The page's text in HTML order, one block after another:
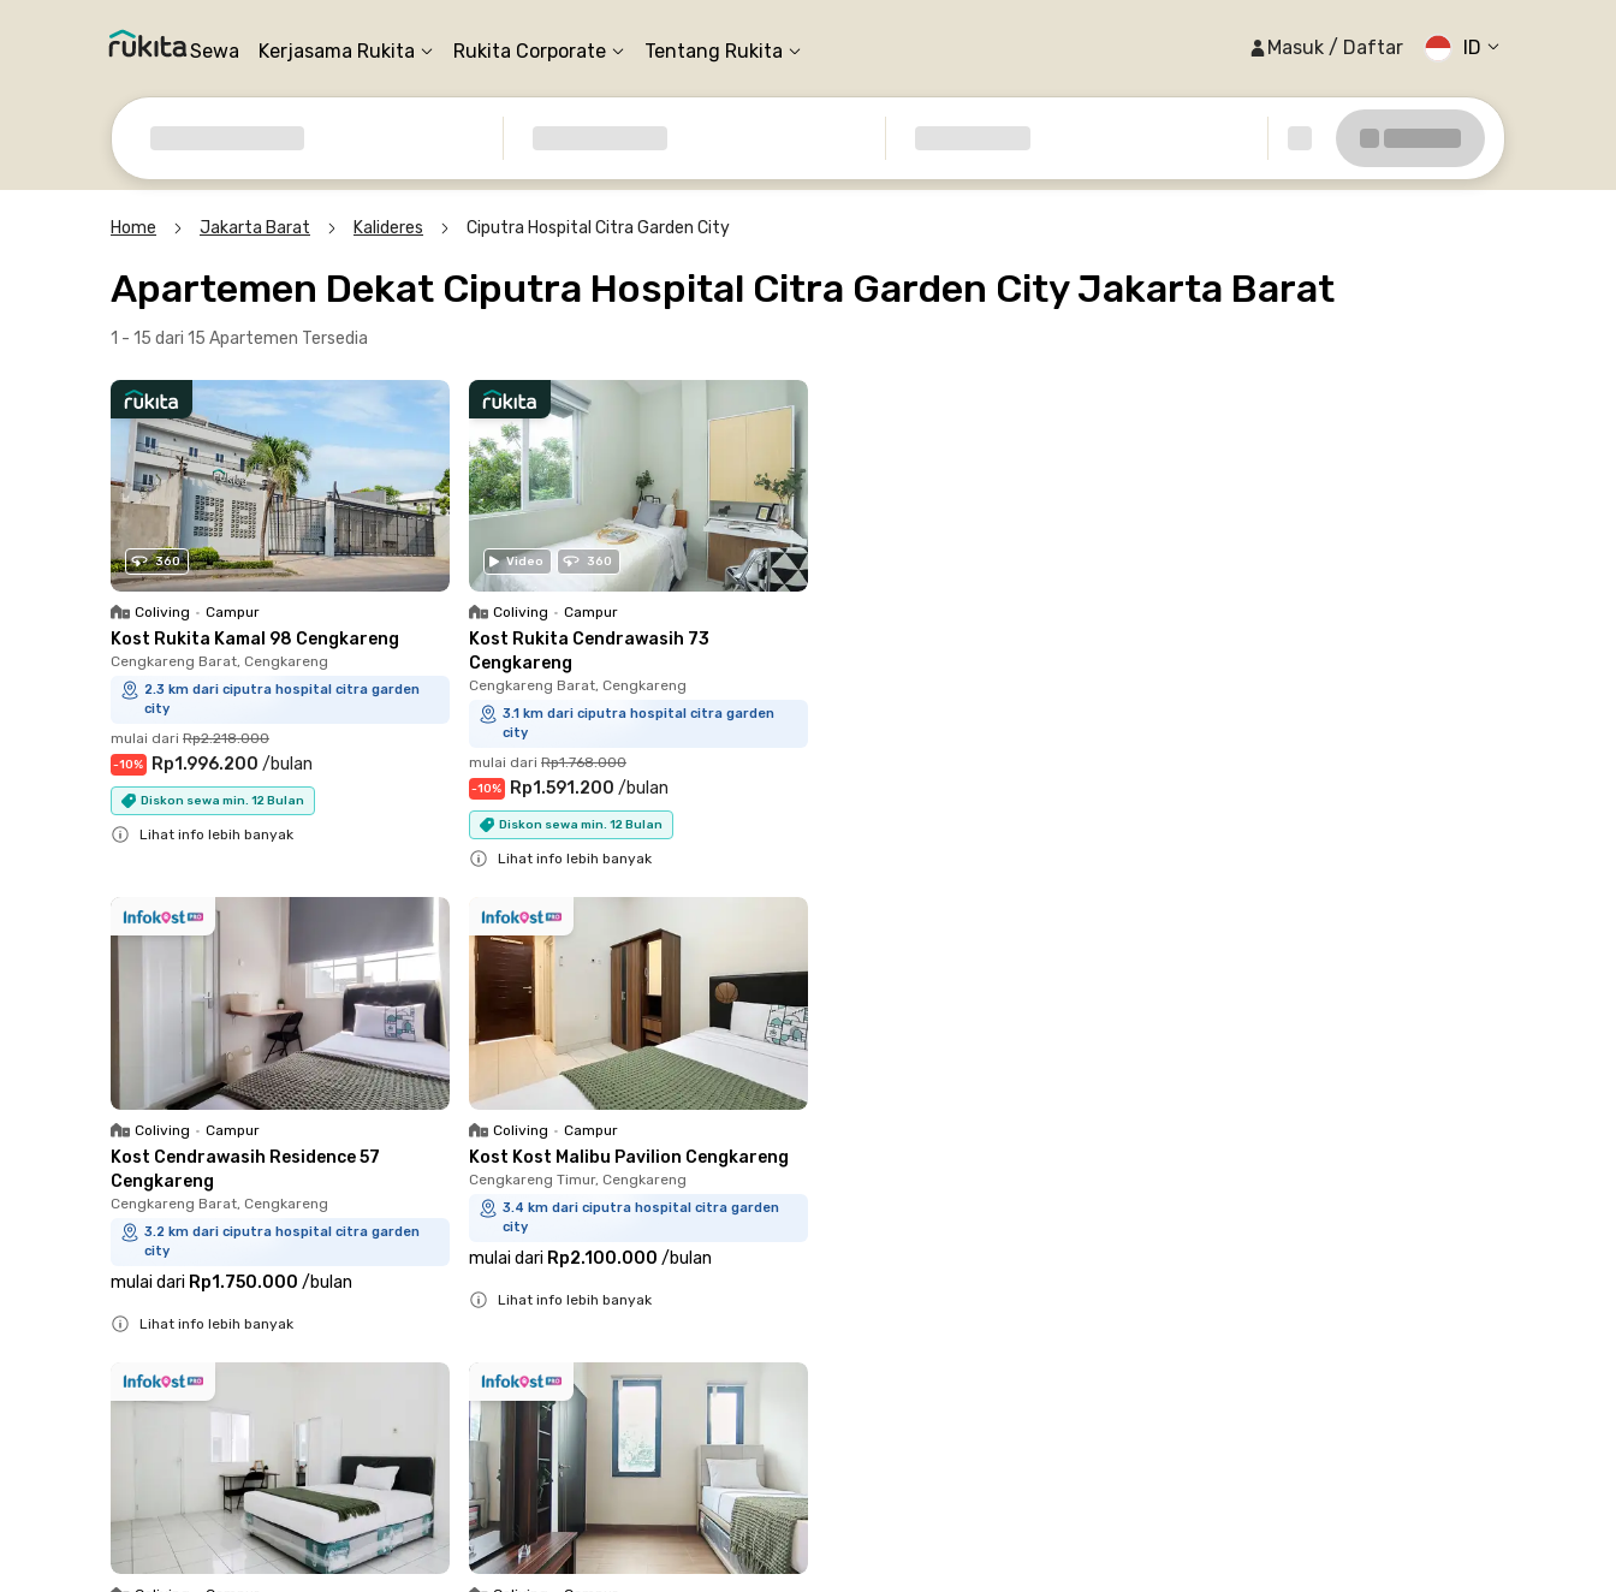
Sewa Kerjasama Rukita Rukita Corporate Tentang Rukita Masuk / Daftar ID
Home Jakarta Barat Kalideres Ciputra Hospital Citra Garden City
Apartemen Dekat Ciputra Hospital Citra Garden City Jakarta Barat
1 - 15 dari 15 Apartemen Tersedia
360
Coliving • Campur
Kost Rukita Kamal 98 Cengkareng
Cengkareng Barat, Cengkareng
2.3 km dari ciputra hospital citra garden
city
mulai dari Rp2.218.000
-10% Rp1.996.200 /bulan
Diskon sewa min. 12 Bulan
Lihat info lebih banyak
Video 360
Coliving • Campur
Kost Rukita Cendrawasih 73
Cengkareng
Cengkareng Barat, Cengkareng
3.1 km dari ciputra hospital citra garden
city
mulai dari Rp1.768.000
-10% Rp1.591.200 /bulan
Diskon sewa min. 12 Bulan
Lihat info lebih banyak
Coliving • Campur
Kost Cendrawasih Residence 57
Cengkareng
Cengkareng Barat, Cengkareng
3.2 km dari ciputra hospital citra garden
city
mulai dari Rp1.750.000 /bulan
Lihat info lebih banyak
Coliving • Campur
Kost Kost Malibu Pavilion Cengkareng
Cengkareng Timur, Cengkareng
3.4 km dari ciputra hospital citra garden
city
mulai dari Rp2.100.000 /bulan
Lihat info lebih banyak